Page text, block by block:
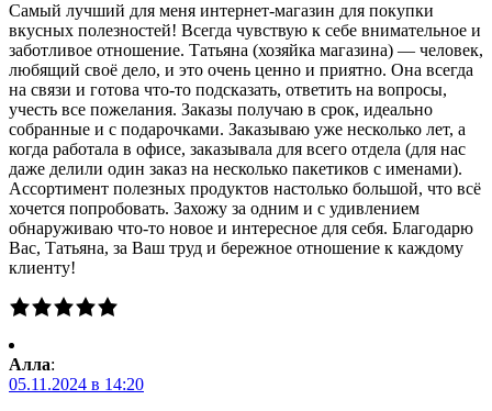
Самый лучший для меня интернет-магазин для покупки
вкусных полезностей! Всегда чувствую к себе внимательное и
заботливое отношение. Татьяна (хозяйка магазина) — человек,
любящий своё дело, и это очень ценно и приятно. Она всегда
на связи и готова что-то подсказать, ответить на вопросы,
учесть все пожелания. Заказы получаю в срок, идеально
собранные и с подарочками. Заказываю уже несколько лет, а
когда работала в офисе, заказывала для всего отдела (для нас
даже делили один заказ на несколько пакетиков с именами).
Ассортимент полезных продуктов настолько большой, что всё
хочется попробовать. Захожу за одним и с удивлением
обнаруживаю что-то новое и интересное для себя. Благодарю
Вас, Татьяна, за Ваш труд и бережное отношение к каждому
клиенту!
Алла:
05.11.2024 в 14:20